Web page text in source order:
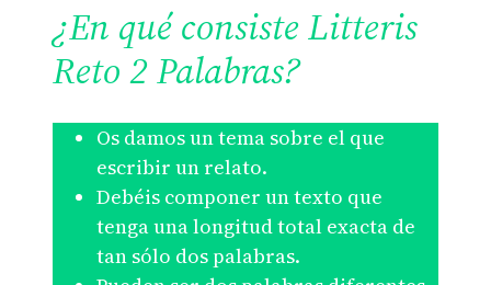
¿En qué consiste Litteris
Reto 2 Palabras?
Os damos un tema sobre el que
escribir un relato.
Debéis componer un texto que
tenga una longitud total exacta de
tan sólo dos palabras.